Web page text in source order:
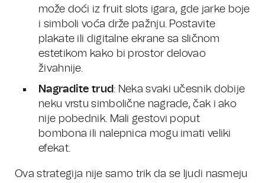
može doći iz fruit slots igara, gde jarke boje
i simboli voća drže pažnju. Postavite
plakate ili digitalne ekrane sa sličnom
estetikom kako bi prostor delovao
živahnije.
Nagradite trud: Neka svaki učesnik dobije
neku vrstu simbolične nagrade, čak i ako
nije pobednik. Mali gestovi poput
bombona ili nalepnica mogu imati veliki
efekat.
Ova strategija nije samo trik da se ljudi nasmeju